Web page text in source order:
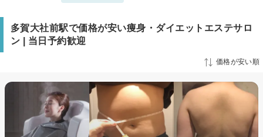
多賀大社前駅で価格が安い痩身・ダイエットエステサロ
ン | 当日予約歓迎
価格が安い順